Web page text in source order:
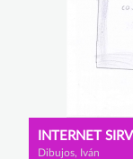
Dibujos, Iván